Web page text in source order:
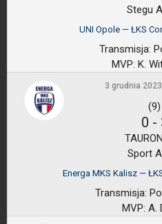
Stegu
UNI Opole — ŁKS
Transmisja:
MVP: K.
3 grudnia
(9)
0 -
Sport
Energa MKS Kalisz —
Transmisja:
MVP: A.